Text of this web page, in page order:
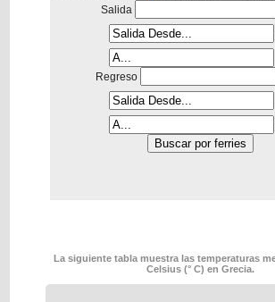
Salida
Regreso
La siguiente tabla muestra las temperaturas
Celsius (° C) en Grecia.